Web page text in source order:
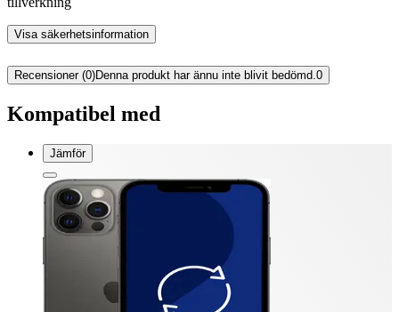
Visa säkerhetsinformation
Recensioner (0)Denna produkt har ännu inte blivit bedömd.0
Kompatibel med
Jämför